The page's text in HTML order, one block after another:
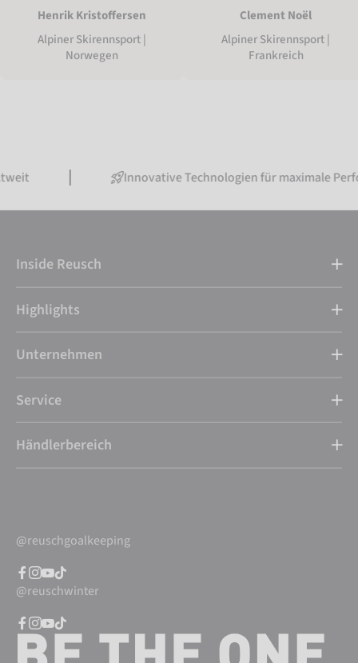
Henrik Kristoffersen
Alpiner Skirennsport |
Norwegen
Clement Noël
Alpiner Skirennsport |
Frankreich
Innovative Technologien für maximale Performance
Inside Reusch
Highlights
Unternehmen
Service
Händlerbereich
@reuschgoalkeeping
@reuschwinter